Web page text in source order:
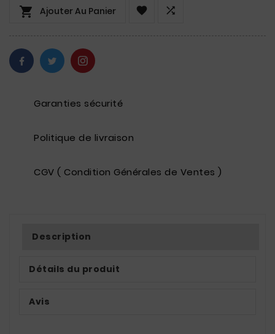
 Ajouter Au Panier  
Garanties sécurité
Politique de livraison
CGV ( Condition Générales de Ventes )
Description
Détails du produit
Avis